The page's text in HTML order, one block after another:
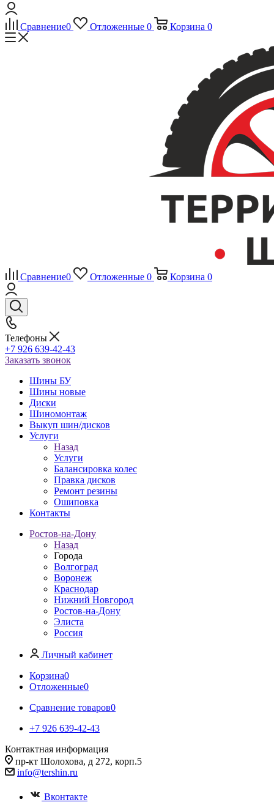
Сравнение0 Отложенные 0 Корзина 0
Сравнение0 Отложенные 0 Корзина 0
Телефоны
+7 926 639-42-43
Заказать звонок
Шины БУ
Шины новые
Диски
Шиномонтаж
Выкуп шин/дисков
Услуги
Назад
Услуги
Балансировка колес
Правка дисков
Ремонт резины
Ошиповка
Контакты
Ростов-на-Дону
Назад
Города
Волгоград
Воронеж
Краснодар
Нижний Новгород
Ростов-на-Дону
Элиста
Россия
Личный кабинет
Корзина0
Отложенные0
Сравнение товаров0
+7 926 639-42-43
Контактная информация
пр-кт Шолохова, д 272, корп.5
info@tershin.ru
Вконтакте